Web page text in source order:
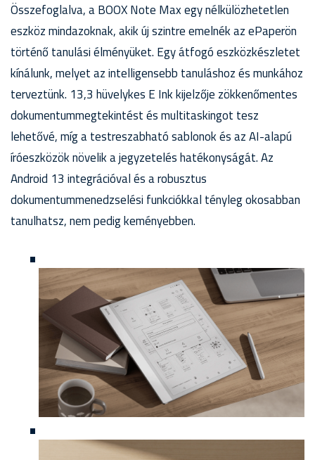
Összefoglalva, a BOOX Note Max egy nélkülözhetetlen
eszköz mindazoknak, akik új szintre emelnék az ePaperön
történő tanulási élményüket. Egy átfogó eszközkészletet
kínálunk, melyet az intelligensebb tanuláshoz és munkához
terveztünk. 13,3 hüvelykes E Ink kijelzője zökkenőmentes
dokumentummegtekintést és multitaskingot tesz
lehetővé, míg a testreszabható sablonok és az AI-alapú
íróeszközök növelik a jegyzetelés hatékonyságát. Az
Android 13 integrációval és a robusztus
dokumentummenedzselési funkciókkal tényleg okosabban
tanulhatsz, nem pedig keményebben.